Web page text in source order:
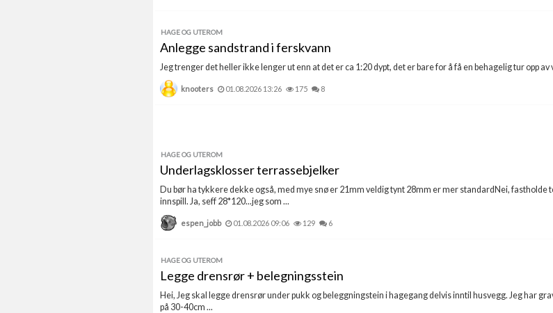
HAGE OG UTEROM
Anlegge sandstrand i ferskvann
Jeg trenger det heller ikke lenger ut enn at det er ca 1:20 dypt, det er bare for å få en behagelig tur opp
knooters 01.08.2026 13:26 175 8
HAGE OG UTEROM
Underlagsklosser terrassebjelker
Du bør ha tykkere dekke også, med mye snø er 21mm veldig tynt 28mm er mer standardNei, fastholde
innspill. Ja, seff 28*120...jeg som ...
espen_jobb 01.08.2026 09:06 129 6
HAGE OG UTEROM
Legge drensrør + belegningsstein
Hei, Jeg skal legge drensrør under pukk og beleggningstein i hagegang delvis inntil husvegg. Jeg har
på 30-40cm ...